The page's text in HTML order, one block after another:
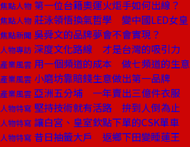
焦點人物 第一位台籍奧運火炬手如何出線？
焦點人物 莊泳領悟換氣哲學 變中國LED女皇
焦點新聞 吳舜文的品牌夢會不會實現？
人物專訪 深度文化路線 才是台灣的吸引力
產業風雲 用一個頻道的成本 做七頻道的生意
產業風雲 小磨坊靠賠錢生意做出第一品牌
產業風雲 亞洲五分埔 一年賣出三億件衣服
人物特寫 堅持技術就有活路 拚到人倒為止
人物特寫 讓白宮、皇室欽點下單的CSK單車
人物特寫 昔日抽籤大戶 返鄉下田變睡蓮王